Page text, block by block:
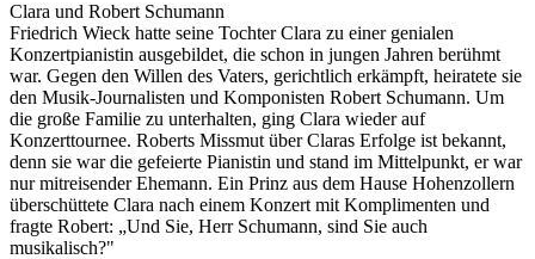
Clara und Robert Schumann
Friedrich Wieck hatte seine Tochter Clara zu einer genialen
Konzertpianistin ausgebildet, die schon in jungen Jahren berühmt
war. Gegen den Willen des Vaters, gerichtlich erkämpft, heiratete sie
den Musik-Journalisten und Komponisten Robert Schumann. Um
die große Familie zu unterhalten, ging Clara wieder auf
Konzerttournee. Roberts Missmut über Claras Erfolge ist bekannt,
denn sie war die gefeierte Pianistin und stand im Mittelpunkt, er war
nur mitreisender Ehemann. Ein Prinz aus dem Hause Hohenzollern
überschüttete Clara nach einem Konzert mit Komplimenten und
fragte Robert: „Und Sie, Herr Schumann, sind Sie auch
musikalisch?"